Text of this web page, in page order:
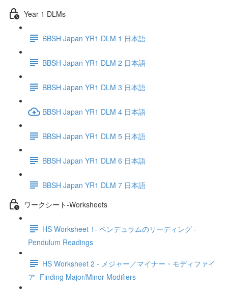
Year 1 DLMs
BBSH Japan YR1 DLM 1 日本語
BBSH Japan YR1 DLM 2 日本語
BBSH Japan YR1 DLM 3 日本語
BBSH Japan YR1 DLM 4 日本語
BBSH Japan YR1 DLM 5 日本語
BBSH Japan YR1 DLM 6 日本語
BBSH Japan YR1 DLM 7 日本語
ワークシート-Worksheets
HS Worksheet 1- ペンデュラムのリーディング -
Pendulum Readings
HS Worksheet 2 - メジャー／マイナー・モディファイ
ア- Finding Major/Minor Modifiers